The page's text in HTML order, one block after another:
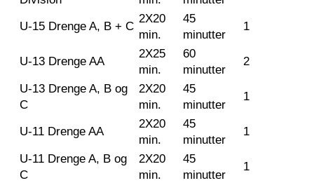
U-15 Drenge A, B + C
2X20
min.
45
minutter
1
U-13 Drenge AA
2X25
min.
60
minutter
2
U-13 Drenge A, B og
C
2X20
min.
45
minutter
1
U-11 Drenge AA
2X20
min.
45
minutter
1
U-11 Drenge A, B og
C
2X20
min.
45
minutter
1